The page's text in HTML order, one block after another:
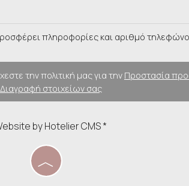
πληροφορίες και αριθμό
την πολιτική μας για την Προστασία
Διαγραφή στοιχείων σας
by Hotelier CMS *
︿